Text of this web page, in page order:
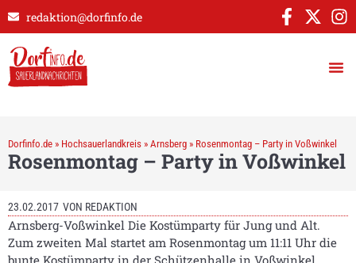
redaktion@dorfinfo.de
Dorfinfo.de » Hochsauerlandkreis » Arnsberg » Rosenmontag – Party in Voßwinkel
Rosenmontag – Party in Voßwinkel
23.02.2017 VON REDAKTION
Arnsberg-Voßwinkel Die Kostümparty für Jung und Alt.
Zum zweiten Mal startet am Rosenmontag um 11:11 Uhr die
bunte Kostümparty in der Schützenhalle in Voßwinkel.